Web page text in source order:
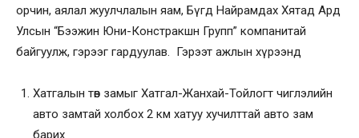
орчин, аялал жуулчлалын яам, Бүгд Найрамдах Хятад Ард
Улсын “Бээжин Юни-Констракшн Групп” компанитай
байгуулж, гэрээг гардуулав. Гэрээт ажлын хүрээнд
Хатгалын төв замыг Хатгал-Жанхай-Тойлогт чиглэлийн
авто замтай холбох 2 км хатуу хучилттай авто зам
барих